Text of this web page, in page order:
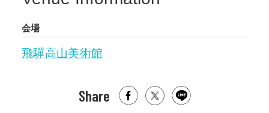
会場
飛驒高山美術館
Share